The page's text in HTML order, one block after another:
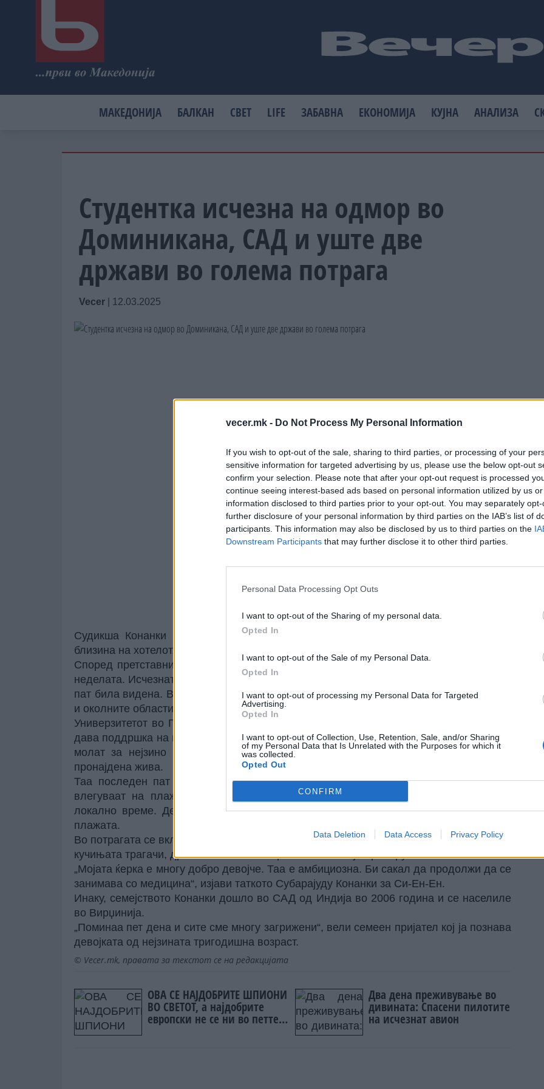
vecer.mk - Do Not Process My Personal Information
If you wish to opt-out of the sale, sharing to third parties, or processing of your
sensitive information for targeted advertising by us, please use the below opt-out
confirm your selection. Please note that after your opt-out request is processed
continue seeing interest-based ads based on personal information utilized by us
information disclosed to third parties prior to your opt-out. You may separately
further disclosure of your personal information by third parties on the IAB’s list of
participants. This information may also be disclosed by us to third parties on the
Downstream Participants that may further disclose it to other third parties.
Personal Data Processing Opt Outs
I want to opt-out of the Sharing of my personal data.
Opted In
I want to opt-out of the Sale of my Personal Data.
Opted In
I want to opt-out of processing my Personal Data for Targeted
Advertising.
Opted In
I want to opt-out of Collection, Use, Retention, Sale, and/or Sharing
of my Personal Data that Is Unrelated with the Purposes for which it
was collected.
Opted Out
CONFIRM
Data Deletion Data Access Privacy Policy
МАКЕДОНИЈА БАЛКАН СВЕТ LIFE ЗАБАВНА ЕКОНОМИЈА КУЈНА АНАЛИЗА
Студентка исчезна на одмор во
Доминикана, САД и уште две
држави во голема потрага
Vecer 12.03.2025
Судикша Конанки последен пат била видена на 6 март во зори на плажата во
близина на хотелот. Таа е студентка на Универзитетот во Питсбург.
Според претставници на Цивилната заштита, потрагата по Конанки продолжила во
неделата. Исчезнатата студентка била на одмор со неколку пријатели кога последен
пат била видена. Властите започнале масовна операција за пребарување на брегот
и околните области.
Универзитетот во Питсбург е известен за исчезнувањето на својата студентка и му
дава поддршка на нејзиното семејство. Пријателите и семејството се загрижени и се
молат за нејзино брзо враќање. Потрагата продолжува со надеж дека ќе биде
пронајдена жива.
Таа последен пат била видена на надзорните камери со уште седум лица како
влегуваат на плажата во хотелот Рио, во Пунта Кана, нешто по 4:15 часот по
локално време. Девојката била пријавена за исчезната откако не се вратила од
плажата.
Во потрагата се вклучени власти од Доминиканската Република, Америка и Индија, а
кучињата трагачи, дронови и хеликоптери интензивно ја пребаруваат областа.
„Мојата ќерка е многу добро девојче. Таа е амбициозна. Би сакал да продолжи да се
занимава со медицина“, изјави таткото Субарајуду Конанки за Си-Ен-Ен.
Инаку, семејството Конанки дошло во САД од Индија во 2006 година и се населиле
во Вирџинија.
„Поминаа пет дена и сите сме многу загрижени“, вели семеен пријател кој ја познава
девојката од нејзината тригодишна возраст.
© Vecer.mk, правата за текстот се на редакцијата
ОВА СЕ НАЈДОБРИТЕ ШПИОНИ
ВО СВЕТОТ, а најдобрите
европски не се ни во петте
најдобри светски
Два дена преживување во
дивината: Спасени пилотите
на исчезнат авион